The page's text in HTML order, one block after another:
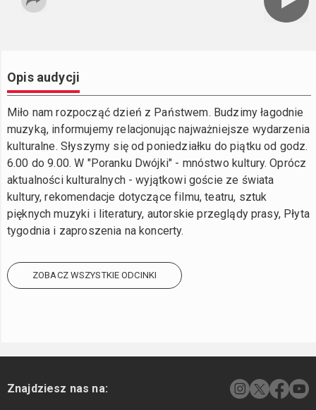
Opis audycji
Miło nam rozpocząć dzień z Państwem. Budzimy łagodnie
muzyką, informujemy relacjonując najważniejsze wydarzenia
kulturalne. Słyszymy się od poniedziałku do piątku od godz.
6.00 do 9.00. W "Poranku Dwójki" - mnóstwo kultury. Oprócz
aktualności kulturalnych - wyjątkowi goście ze świata
kultury, rekomendacje dotyczące filmu, teatru, sztuk
pięknych muzyki i literatury, autorskie przeglądy prasy, Płyta
tygodnia i zaproszenia na koncerty.
ZOBACZ WSZYSTKIE ODCINKI
Znajdziesz nas na: